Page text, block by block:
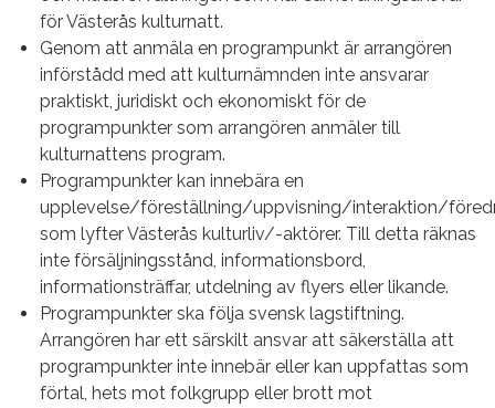
för Västerås kulturnatt.
Genom att anmäla en programpunkt är arrangören
införstådd med att kulturnämnden inte ansvarar
praktiskt, juridiskt och ekonomiskt för de
programpunkter som arrangören anmäler till
kulturnattens program.
Programpunkter kan innebära en
upplevelse/föreställning/uppvisning/interaktion/
som lyfter Västerås kulturliv/-aktörer. Till detta räknas
inte försäljningsstånd, informationsbord,
informationsträffar, utdelning av flyers eller likande.
Programpunkter ska följa svensk lagstiftning.
Arrangören har ett särskilt ansvar att säkerställa att
programpunkter inte innebär eller kan uppfattas som
förtal, hets mot folkgrupp eller brott mot